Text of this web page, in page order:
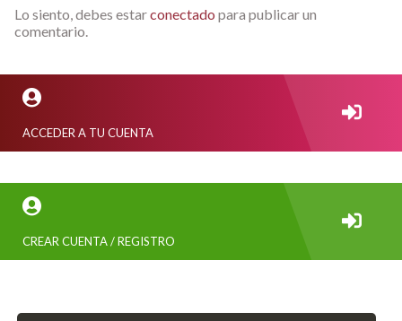
Lo siento, debes estarconectado para publicar un
comentario.
ACCEDER A TU CUENTA
CREAR CUENTA / REGISTRO